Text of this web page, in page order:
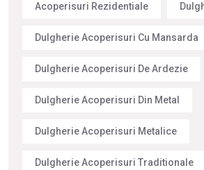
Acoperisuri Rezidentiale
Dulgherie Acoperisuri Cu Mansarda
Dulgherie Acoperisuri De Ardezie
Dulgherie Acoperisuri Din Metal
Dulgherie Acoperisuri Metalice
Dulgherie Acoperisuri Traditionale